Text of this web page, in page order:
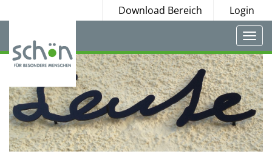
Download Bereich Login